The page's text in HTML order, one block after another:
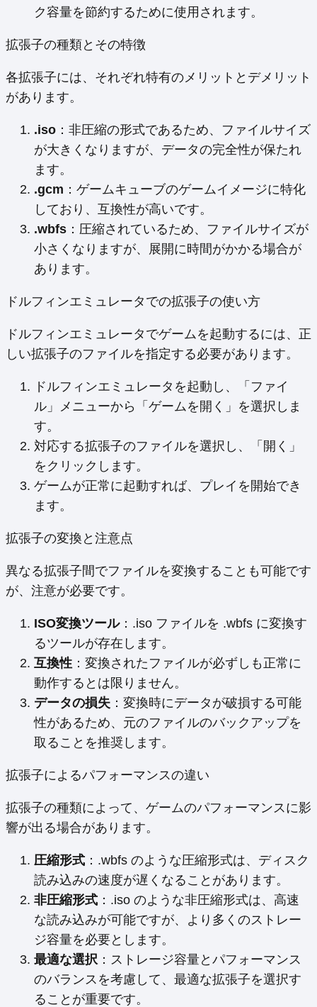
ク容量を節約するために使用されます。
拡張子の種類とその特徴
各拡張子には、それぞれ特有のメリットとデメリット
があります。
.iso ：非圧縮の形式であるため、ファイルサイズ
が大きくなりますが、データの完全性が保たれ
ます。
.gcm ：ゲームキューブのゲームイメージに特化
しており、互換性が高いです。
.wbfs ：圧縮されているため、ファイルサイズが
小さくなりますが、展開に時間がかかる場合が
あります。
ドルフィンエミュレータでの拡張子の使い方
ドルフィンエミュレータでゲームを起動するには、正
しい拡張子のファイルを指定する必要があります。
ドルフィンエミュレータを起動し、「ファイ
ル」メニューから「ゲームを開く」を選択しま
す。
対応する拡張子のファイルを選択し、「開く」
をクリックします。
ゲームが正常に起動すれば、プレイを開始でき
ます。
拡張子の変換と注意点
異なる拡張子間でファイルを変換することも可能です
が、注意が必要です。
ISO変換ツール：.iso ファイルを .wbfs に変換す
るツールが存在します。
互換性 ：変換されたファイルが必ずしも正常に
動作するとは限りません。
データの損失 ：変換時にデータが破損する可能
性があるため、元のファイルのバックアップを
取ることを推奨します。
拡張子によるパフォーマンスの違い
拡張子の種類によって、ゲームのパフォーマンスに影
響が出る場合があります。
圧縮形式 ：.wbfs のような圧縮形式は、ディスク
読み込みの速度が遅くなることがあります。
非圧縮形式 ：.iso のような非圧縮形式は、高速
な読み込みが可能ですが、より多くのストレー
ジ容量を必要とします。
最適な選択 ：ストレージ容量とパフォーマンス
のバランスを考慮して、最適な拡張子を選択す
ることが重要です。